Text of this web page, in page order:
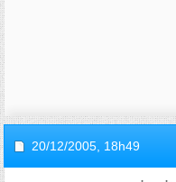
20/12/2005, 18h49